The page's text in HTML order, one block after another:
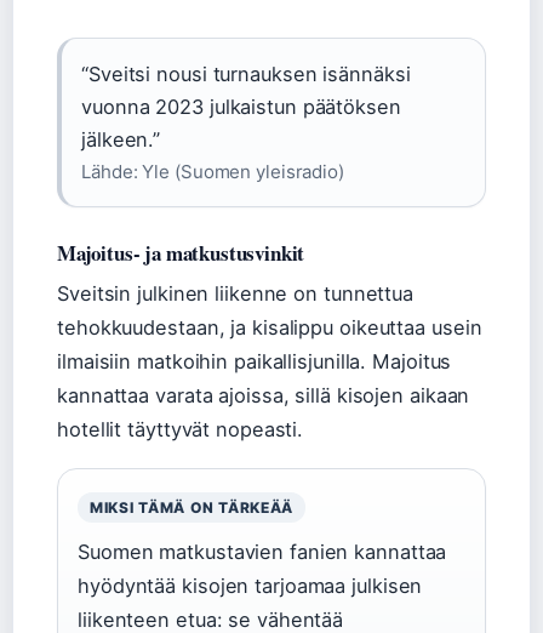
“Sveitsi nousi turnauksen isännäksi
vuonna 2023 julkaistun päätöksen
jälkeen.”
Lähde: Yle (Suomen yleisradio)
Majoitus- ja matkustusvinkit
Sveitsin julkinen liikenne on tunnettua
tehokkuudestaan, ja kisalippu oikeuttaa usein
ilmaisiin matkoihin paikallisjunilla. Majoitus
kannattaa varata ajoissa, sillä kisojen aikaan
hotellit täyttyvät nopeasti.
MIKSI TÄMÄ ON TÄRKEÄÄ
Suomen matkustavien fanien kannattaa
hyödyntää kisojen tarjoamaa julkisen
liikenteen etua: se vähentää